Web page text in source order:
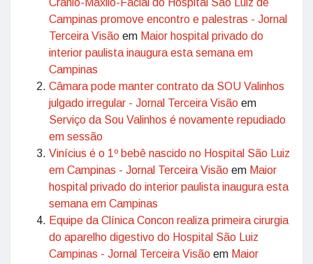
Crânio-Maxilo-Facial do Hospital São Luiz de
Campinas promove encontro e palestras - Jornal
Terceira Visão em Maior hospital privado do
interior paulista inaugura esta semana em
Campinas
Câmara pode manter contrato da SOU Valinhos
julgado irregular - Jornal Terceira Visão em
Serviço da Sou Valinhos é novamente repudiado
em sessão
Vinícius é o 1º bebê nascido no Hospital São Luiz
em Campinas - Jornal Terceira Visão em Maior
hospital privado do interior paulista inaugura esta
semana em Campinas
Equipe da Clínica Concon realiza primeira cirurgia
do aparelho digestivo do Hospital São Luiz
Campinas - Jornal Terceira Visão em Maior